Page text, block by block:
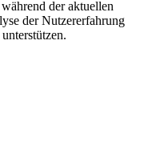
der aktuellen
der Nutzererfahrung